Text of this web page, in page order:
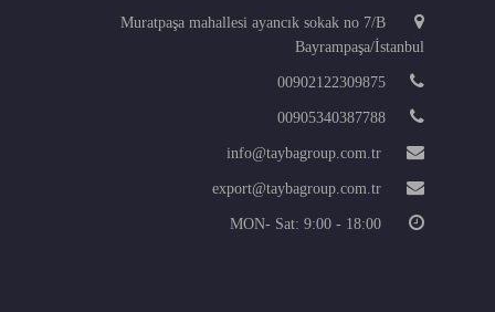
Muratpaşa mahallesi ayancık sokak no 7/B
Bayrampaşa/İstanbul
00902122309875
00905340387788